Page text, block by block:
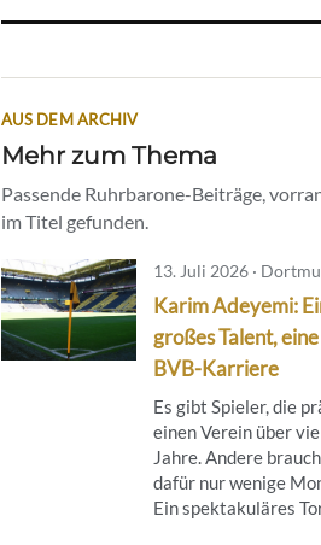
AUS DEM ARCHIV
Mehr zum Thema
Passende Ruhrbarone-Beiträge,
im Titel gefunden.
13. Juli 2026 ·
Karim Adeyemi:
großes Talent,
BVB-Karriere
Es gibt Spieler, die
einen Verein über
Jahre. Andere
dafür nur wenige
Ein spektakuläres Tor,